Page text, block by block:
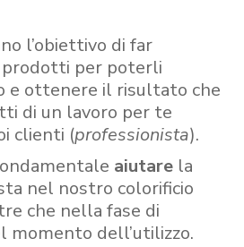
l’obiettivo di far
per poterli
e ottenere il risultato che
di un lavoro per te
clienti (professionista).
aiutare la
nel nostro colorificio
che nella fase di
momento dell’utilizzo.